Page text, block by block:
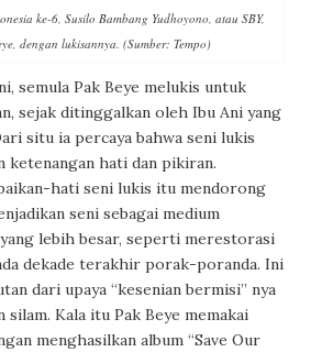
ke-6, Susilo Bambang Yudhoyono, atau SBY,
dengan lukisannya. (Sumber: Tempo)
semula Pak Beye melukis untuk
sejak ditinggalkan oleh Ibu Ani yang
situ ia percaya bahwa seni lukis
ketenangan hati dan pikiran.
hati seni lukis itu mendorong
seni sebagai medium
lebih besar, seperti merestorasi
dekade terakhir porak-poranda. Ini
dari upaya “kesenian bermisi” nya
silam. Kala itu Pak Beye memakai
menghasilkan album “Save Our